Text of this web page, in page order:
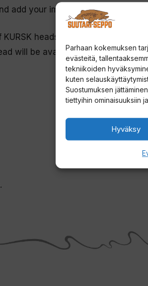
Parhaan kokemuksen
evästeitä,
tekniikoiden
kuten
Suostumuksen
tiettyihin ominaisuuksiin
Hyväksy
add your imagination.
heads, 1 gram and 2 grams
will be available later this year.